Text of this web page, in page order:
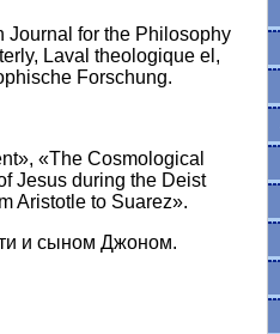
Journal for the Philosophy
Laval theologique el,
Forschung.
«The Cosmological
Jesus during the Deist
Aristotle to Suarez».
и сыном Джоном.